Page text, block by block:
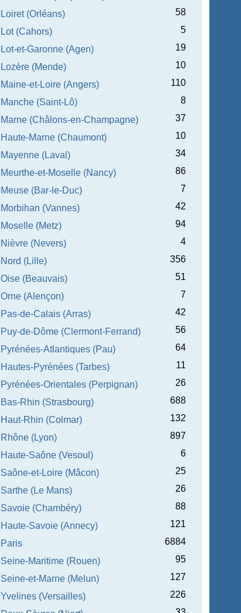
Loiret (Orléans)
58
Lot (Cahors)
5
Lot-et-Garonne (Agen)
19
Lozère (Mende)
10
Maine-et-Loire (Angers)
110
Manche (Saint-Lô)
8
Marne (Châlons-en-Champagne)
37
Haute-Marne (Chaumont)
10
Mayenne (Laval)
34
Meurthe-et-Moselle (Nancy)
86
Meuse (Bar-le-Duc)
7
Morbihan (Vannes)
42
Moselle (Metz)
94
Nièvre (Nevers)
4
Nord (Lille)
356
Oise (Beauvais)
51
Orne (Alençon)
7
Pas-de-Calais (Arras)
42
Puy-de-Dôme (Clermont-Ferrand)
56
Pyrénées-Atlantiques (Pau)
64
Hautes-Pyrénées (Tarbes)
11
Pyrénées-Orientales (Perpignan)
26
Bas-Rhin (Strasbourg)
688
Haut-Rhin (Colmar)
132
Rhône (Lyon)
897
Haute-Saône (Vesoul)
6
Saône-et-Loire (Mâcon)
25
Sarthe (Le Mans)
26
Savoie (Chambéry)
88
Haute-Savoie (Annecy)
121
Paris
6884
Seine-Maritime (Rouen)
95
Seine-et-Marne (Melun)
127
Yvelines (Versailles)
226